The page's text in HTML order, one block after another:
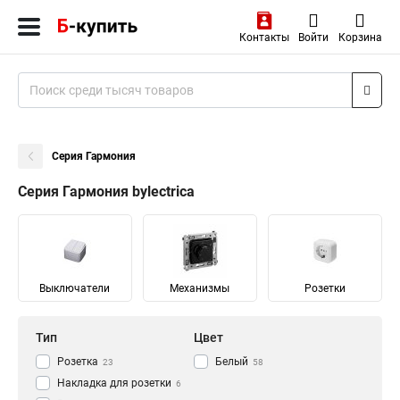
Контакты Войти Корзина
Серия Гармония
Серия Гармония bylectrica
Выключатели Механизмы Розетки
Тип
Розетка 23
Накладка для розетки 6
Цвет
Белый 58